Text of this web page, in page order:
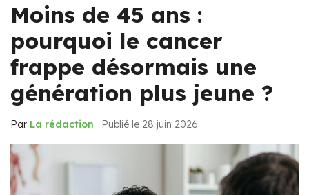
Moins de 45 ans :
pourquoi le cancer
frappe désormais une
génération plus jeune ?
Par La rédaction Publié le 28 juin 2026